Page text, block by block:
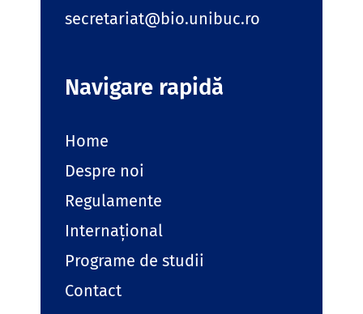
secretariat@bio.unibuc.ro
Navigare rapidă
Home
Despre noi
Regulamente
Internațional
Programe de studii
Contact